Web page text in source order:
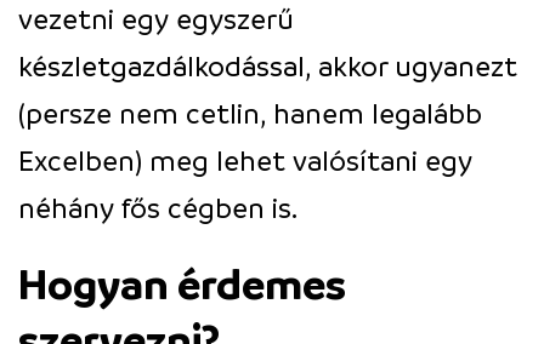
vezetni egy egyszerű
készletgazdálkodással, akkor ugyanezt
(persze nem cetlin, hanem legalább
Excelben) meg lehet valósítani egy
néhány fős cégben is.
Hogyan érdemes